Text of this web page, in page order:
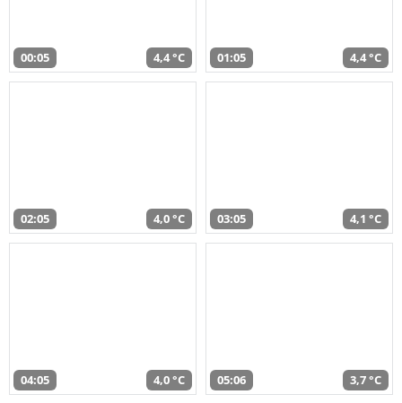
00:05 4,4 °C 01:05 4,4 °C
02:05 4,0 °C 03:05 4,1 °C
04:05 4,0 °C 05:06 3,7 °C